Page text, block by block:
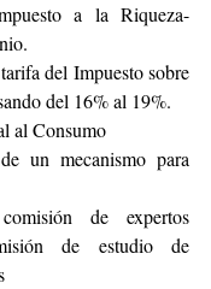
a la Riqueza-
del Impuesto sobre
del 16% al 19%.
al Consumo
un mecanismo para
de expertos
de estudio de